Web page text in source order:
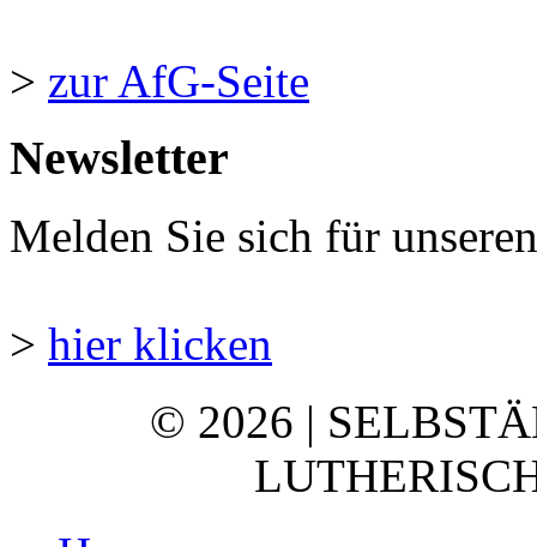
> zur AfG-Seite
Newsletter
Melden Sie sich für
> hier klicken
© 2026 |